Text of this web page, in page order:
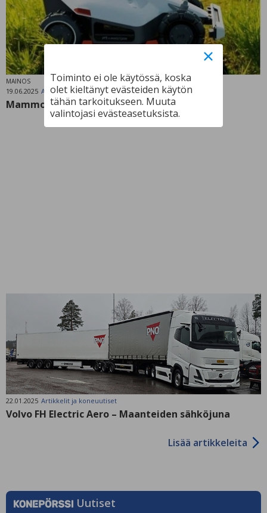
MAINOS
19.06.2025 Artikkelit
Mammotion robottileikkureiden aatelistoa
22.01.2025 Artikkelit ja koneuutiset
Volvo FH Electric Aero – Maanteiden sähköjuna
Lisää artikkeleita
Uutiset
Toiminto ei ole käytössä, koska
olet kieltänyt evästeiden käytön
tähän tarkoitukseen. Muuta
valintojasi evästeasetuksista.